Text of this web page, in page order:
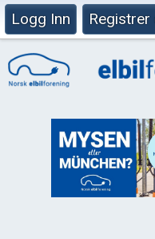
Logg Inn Registrer